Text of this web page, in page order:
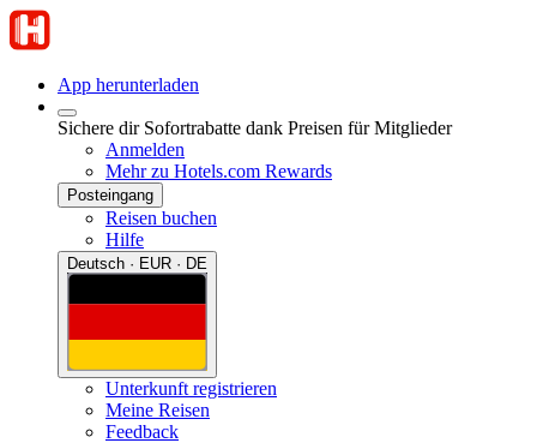
App herunterladen
Sichere dir Sofortrabatte dank Preisen für Mitglieder
Anmelden
Mehr zu Hotels.com Rewards
Posteingang
Reisen buchen
Hilfe
Deutsch · EUR · DE
Unterkunft registrieren
Meine Reisen
Feedback